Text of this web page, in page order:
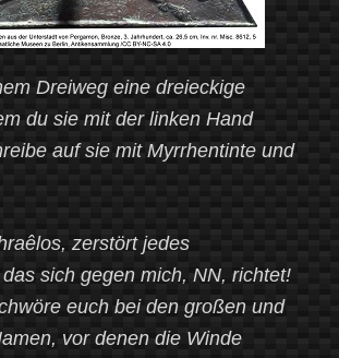
Dreiweg eine dreieckige
du sie mit der linken Hand
auf sie mit Myrrhentinte und
zerstört jedes
sich gegen mich, NN, richtet!
euch bei den großen und
vor denen die Winde